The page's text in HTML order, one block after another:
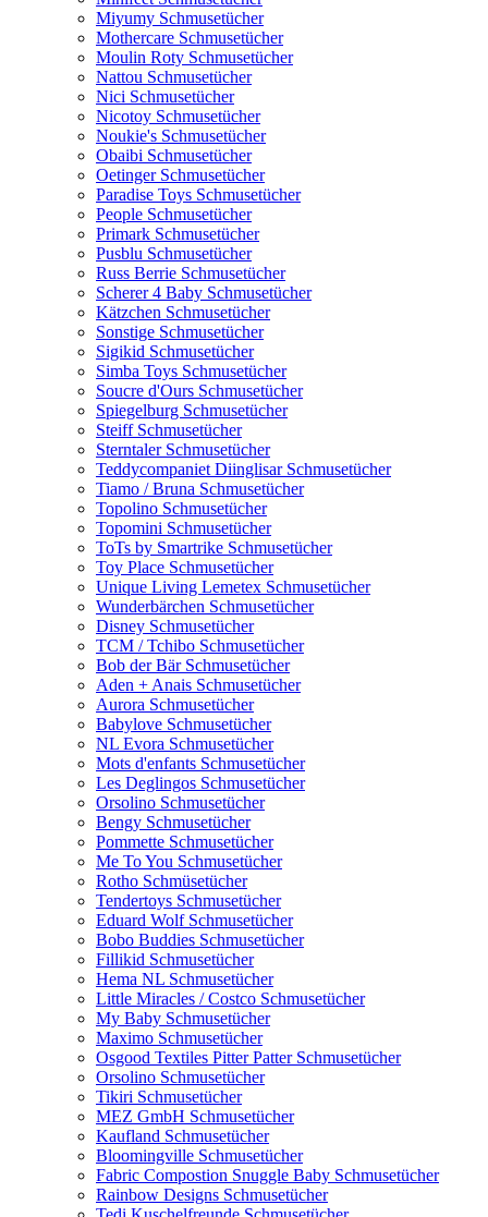
Miyumy Schmusetücher
Mothercare Schmusetücher
Moulin Roty Schmusetücher
Nattou Schmusetücher
Nici Schmusetücher
Nicotoy Schmusetücher
Noukie's Schmusetücher
Obaibi Schmusetücher
Oetinger Schmusetücher
Paradise Toys Schmusetücher
People Schmusetücher
Primark Schmusetücher
Pusblu Schmusetücher
Russ Berrie Schmusetücher
Scherer 4 Baby Schmusetücher
Kätzchen Schmusetücher
Sonstige Schmusetücher
Sigikid Schmusetücher
Simba Toys Schmusetücher
Soucre d'Ours Schmusetücher
Spiegelburg Schmusetücher
Steiff Schmusetücher
Sterntaler Schmusetücher
Teddycompaniet Diinglisar Schmusetücher
Tiamo / Bruna Schmusetücher
Topolino Schmusetücher
Topomini Schmusetücher
ToTs by Smartrike Schmusetücher
Toy Place Schmusetücher
Unique Living Lemetex Schmusetücher
Wunderbärchen Schmusetücher
Disney Schmusetücher
TCM / Tchibo Schmusetücher
Bob der Bär Schmusetücher
Aden + Anais Schmusetücher
Aurora Schmusetücher
Babylove Schmusetücher
NL Evora Schmusetücher
Mots d'enfants Schmusetücher
Les Deglingos Schmusetücher
Orsolino Schmusetücher
Bengy Schmusetücher
Pommette Schmusetücher
Me To You Schmusetücher
Rotho Schmüsetücher
Tendertoys Schmusetücher
Eduard Wolf Schmusetücher
Bobo Buddies Schmusetücher
Fillikid Schmusetücher
Hema NL Schmusetücher
Little Miracles / Costco Schmusetücher
My Baby Schmusetücher
Maximo Schmusetücher
Osgood Textiles Pitter Patter Schmusetücher
Orsolino Schmusetücher
Tikiri Schmusetücher
MEZ GmbH Schmusetücher
Kaufland Schmusetücher
Bloomingville Schmusetücher
Fabric Compostion Snuggle Baby Schmusetücher
Rainbow Designs Schmusetücher